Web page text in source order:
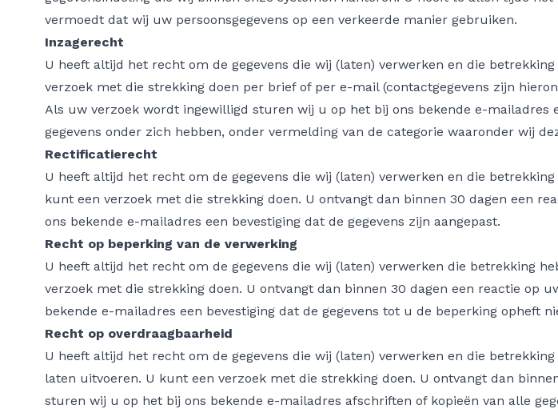
vermoedt dat wij uw persoonsgegevens op een verkeerde manier gebruiken.
Inzagerecht
U heeft altijd het recht om de gegevens die wij (laten) verwerken en die
verzoek met die strekking doen per brief of per e-mail (contactgegevens zijn
Als uw verzoek wordt ingewilligd sturen wij u op het bij ons bekende e-mailadres
gegevens onder zich hebben, onder vermelding van de categorie waaronder wij
Rectificatierecht
U heeft altijd het recht om de gegevens die wij (laten) verwerken en die
kunt een verzoek met die strekking doen. U ontvangt dan binnen 30 dagen een
ons bekende e-mailadres een bevestiging dat de gegevens zijn aangepast.
Recht op beperking van de verwerking
U heeft altijd het recht om de gegevens die wij (laten) verwerken die betrekking
verzoek met die strekking doen. U ontvangt dan binnen 30 dagen een reactie op
bekende e-mailadres een bevestiging dat de gegevens tot u de beperking opheft
Recht op overdraagbaarheid
U heeft altijd het recht om de gegevens die wij (laten) verwerken en die
laten uitvoeren. U kunt een verzoek met die strekking doen. U ontvangt dan
sturen wij u op het bij ons bekende e-mailadres afschriften of kopieën van alle